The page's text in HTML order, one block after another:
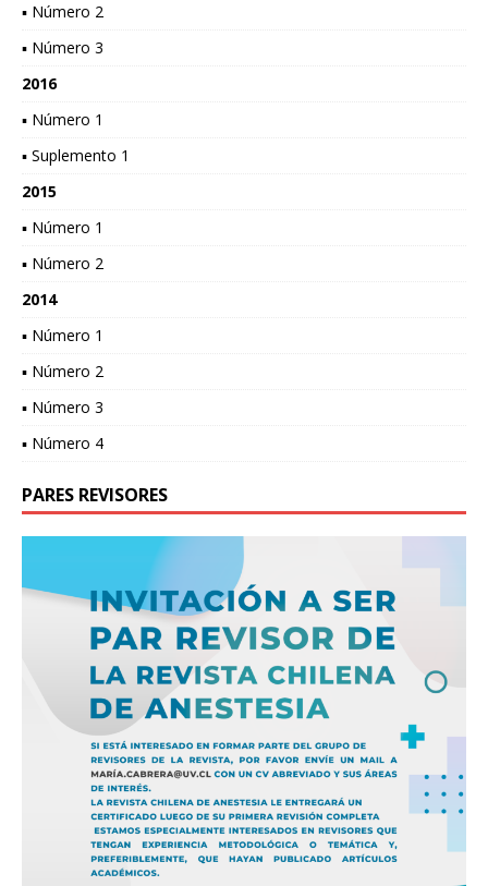
▪ Número 2
▪ Número 3
2016
▪ Número 1
▪ Suplemento 1
2015
▪ Número 1
▪ Número 2
2014
▪ Número 1
▪ Número 2
▪ Número 3
▪ Número 4
PARES REVISORES